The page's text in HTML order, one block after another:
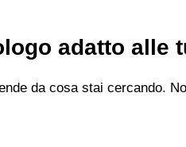
adatto alle
da cosa stai cercando.